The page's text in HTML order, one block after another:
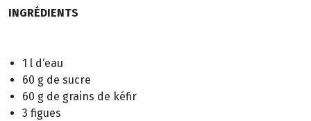
INGRÉDIENTS
1 l d‘eau
60 g de sucre
60 g de grains de kéfir
3 figues